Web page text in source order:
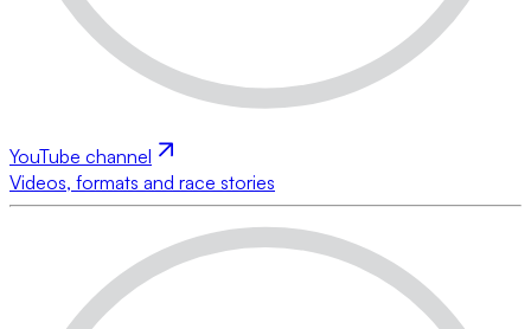
YouTube channel
Videos, formats and race stories